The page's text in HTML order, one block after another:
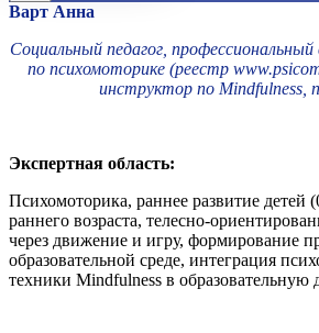
Варт Анна
Социальный педагог,
по психомоторике (реестр
инструктор по Mindfulness,
Экспертная область:
Психомоторика, раннее развитие детей
раннего возраста, телесно-
через движение и игру, формирование
образовательной среде, интеграция
техники Mindfulness в образовательную